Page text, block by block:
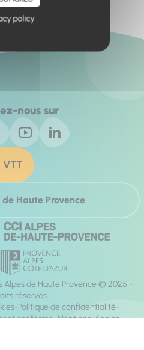
nous sur
VTT
Haute Provence
Alpes de Haute Provence © 2025 -
réservés
Politique de confidentialité
conforme Mentions légales
policy